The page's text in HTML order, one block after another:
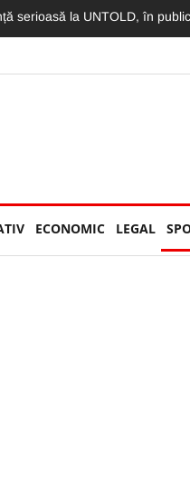
o declarație de dragoste
ECONOMIC LEGAL